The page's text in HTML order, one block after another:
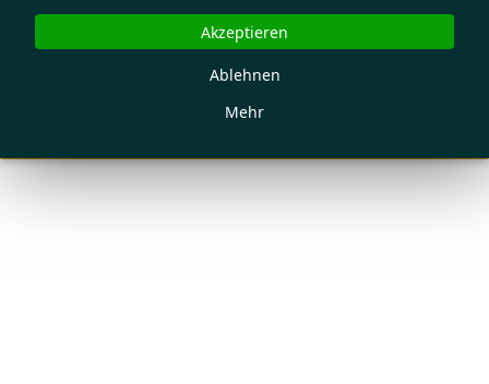
Mehr
Ablehnen
Akzeptieren